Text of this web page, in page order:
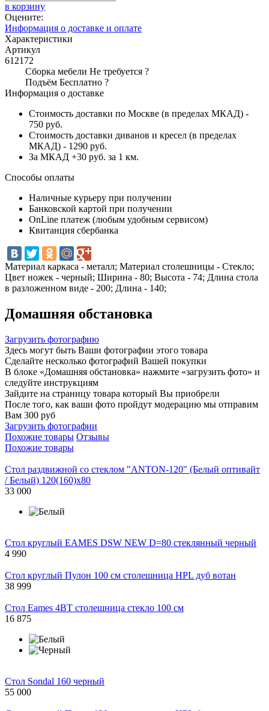
в корзину
Оцените:
Информация о доставке и оплате
Характеристики
Артикул
612172
Сборка мебели Не требуется ?
Подъём Бесплатно ?
Информация о доставке
Стоимость доставки по Москве (в пределах МКАД) -
750 руб.
Стоимость доставки диванов и кресел (в пределах
МКАД) - 1290 руб.
За МКАД +30 руб. за 1 км.
Способы оплаты
Наличные курьеру при получении
Банковской картой при получении
OnLine платеж (любым удобным сервисом)
Квитанция сбербанка
Материал каркаса - металл; Материал столешницы - Стекло;
Цвет ножек - черный; Ширина - 80; Высота - 74; Длина стола
в разложенном виде - 200; Длина - 140;
Домашняя обстановка
Загрузить фотографию
Здесь могут быть Ваши фотографии этого товара
Сделайте несколько фотографий Вашей покупки
В блоке «Домашняя обстановка» нажмите «загрузить фото» и
следуйте инструкциям
Зайдите на страницу товара который Вы приобрели
После того, как ваши фото пройдут модерацию мы отправим
Вам 300 руб
Загрузить фотографии
Похожие товары Отзывы
Похожие товары
Стол раздвижной со стеклом "ANTON-120" (Белый оптивайт
/ Белый) 120(160)х80
33 000
Стол круглый EAMES DSW NEW D=80 стеклянный черный
4 990
Стол круглый Пулон 100 см столешница HPL дуб вотан
38 999
Стол Eames 4BT столешница стекло 100 см
16 875
Стол Sondal 160 черный
55 000